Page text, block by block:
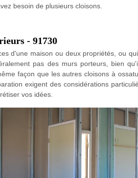
besoin de plusieurs cloisons.
- 91730
d'une maison ou deux propriétés, ou
pas des murs porteurs, bien
façon que les autres cloisons à
exigent des considérations
vos idées.